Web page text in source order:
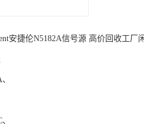
安捷伦N5182A信号源 高价回收工厂